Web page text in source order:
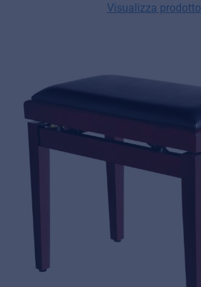
Visualizza prodotto